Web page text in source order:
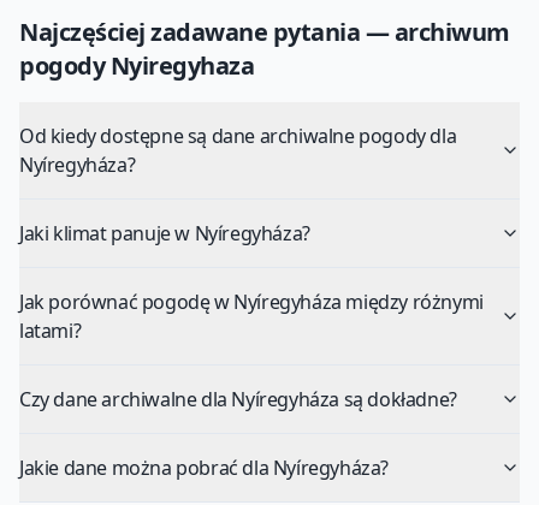
Najczęściej zadawane pytania — archiwum
pogodyNyiregyhaza
Od kiedy dostępne są dane archiwalne pogody dla
Nyíregyháza?
Jaki klimat panuje w Nyíregyháza?
Jak porównać pogodę w Nyíregyháza między różnymi
latami?
Czy dane archiwalne dla Nyíregyháza są dokładne?
Jakie dane można pobrać dla Nyíregyháza?